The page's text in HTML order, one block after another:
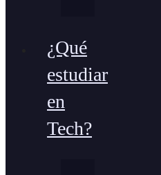
¿Qué
estudiar
en
Tech?